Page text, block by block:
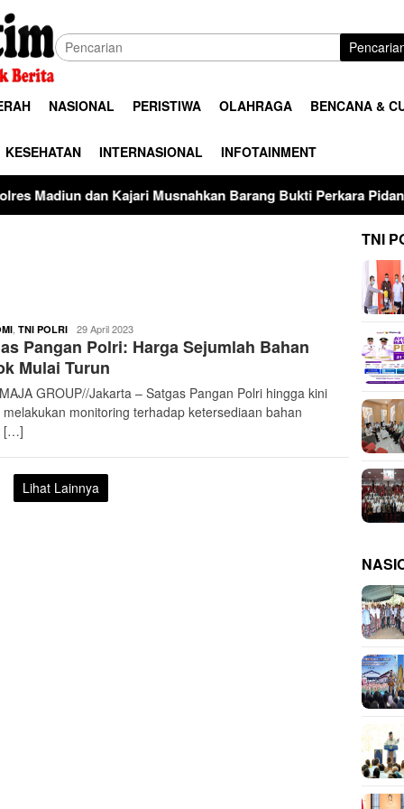
NASIONAL PERISTIWA OLAHRAGA BENCANA &
KESEHATAN INTERNASIONAL INFOTAINMENT
Musnahkan Barang Bukti Perkara Pidana Umum
TNI POLRIbuserjatim
29 April 2023
Pangan Polri: Harga Sejumlah Bahan
Mulai Turun
GROUP//Jakarta – Satgas Pangan Polri hingga kini
melakukan monitoring terhadap ketersediaan bahan
[…]
Lihat Lainnya
TNI